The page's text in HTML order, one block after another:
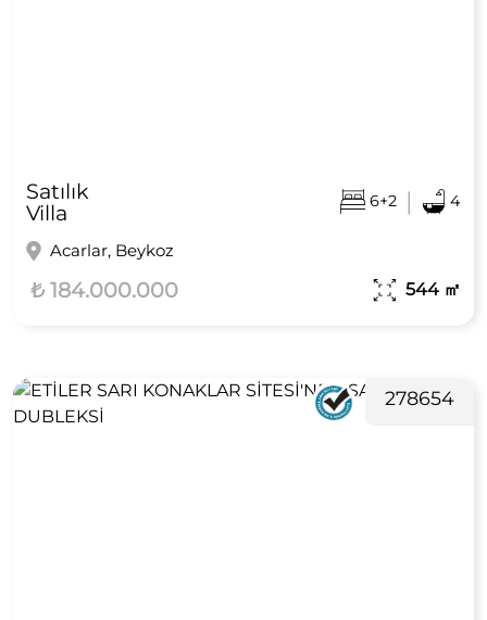
Satılık
Villa
6+2 | 4
Acarlar, Beykoz
₺ 184.000.000 544 ㎡
278654